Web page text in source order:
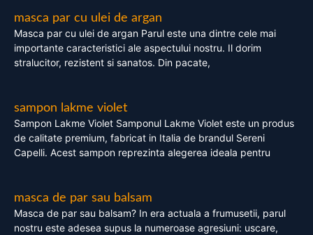
masca par cu ulei de argan
Masca par cu ulei de argan Parul este una dintre cele mai
importante caracteristici ale aspectului nostru. Il dorim
stralucitor, rezistent si sanatos. Din pacate,
sampon lakme violet
Sampon Lakme Violet Samponul Lakme Violet este un produs
de calitate premium, fabricat in Italia de brandul Sereni
Capelli. Acest sampon reprezinta alegerea ideala pentru
masca de par sau balsam
Masca de par sau balsam? In era actuala a frumusetii, parul
nostru este adesea supus la numeroase agresiuni: uscare,